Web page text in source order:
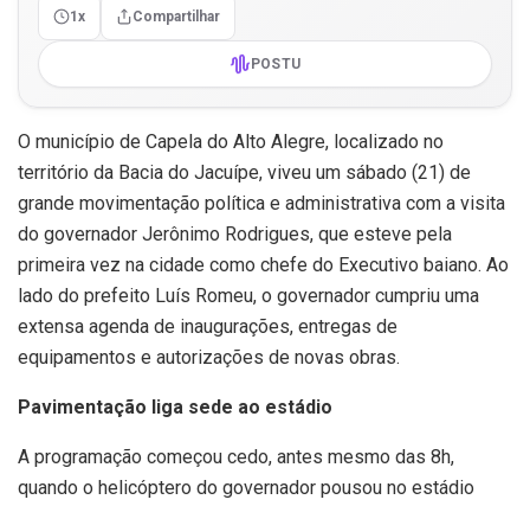
1x Compartilhar
POSTU
O município de Capela do Alto Alegre, localizado no
território da Bacia do Jacuípe, viveu um sábado (21) de
grande movimentação política e administrativa com a visita
do governador Jerônimo Rodrigues, que esteve pela
primeira vez na cidade como chefe do Executivo baiano. Ao
lado do prefeito Luís Romeu, o governador cumpriu uma
extensa agenda de inaugurações, entregas de
equipamentos e autorizações de novas obras.
Pavimentação liga sede ao estádio
A programação começou cedo, antes mesmo das 8h,
quando o helicóptero do governador pousou no estádio